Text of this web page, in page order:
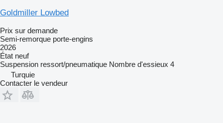
Goldmiller Lowbed
Prix sur demande
Semi-remorque porte-engins
2026
État neuf
Suspension ressort/pneumatique Nombre d'essieux 4
Turquie
Contacter le vendeur